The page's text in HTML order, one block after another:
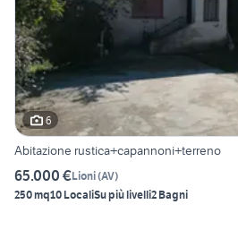
6
Abitazione rustica+capannoni+terreno
65.000 €Lioni(AV)
250 mq10 LocaliSu più livelli2 Bagni